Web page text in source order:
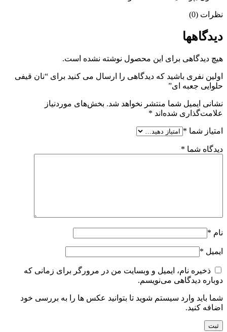
نظرات (0)
دیدگاهها
هیچ دیدگاهی برای این محصول نوشته نشده است.
اولین نفری باشید که دیدگاهی را ارسال می کنید برای “نان قیفی
حلوایی جعبه ای”
نشانی ایمیل شما منتشر نخواهد شد. بخش‌های موردنیاز
علامت‌گذاری شده‌اند *
امتیاز شما *
دیدگاه شما *
نام *
ایمیل *
ذخیره نام، ایمیل و وبسایت من در مرورگر برای زمانی که
دوباره دیدگاهی می‌نویسم.
شما باید وارد سیستم شوید تا بتوانید عکس ها را به بررسی خود
اضافه کنید.